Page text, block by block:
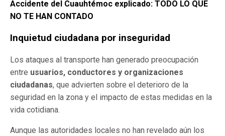
Accidente del Cuauhtémoc explicado: TODO LO QUE
NO TE HAN CONTADO
Inquietud ciudadana por inseguridad
Los ataques al transporte han generado preocupación
entre usuarios, conductores y organizaciones
ciudadanas, que advierten sobre el deterioro de la
seguridad en la zona y el impacto de estas medidas en la
vida cotidiana.
Aunque las autoridades locales no han revelado aún los